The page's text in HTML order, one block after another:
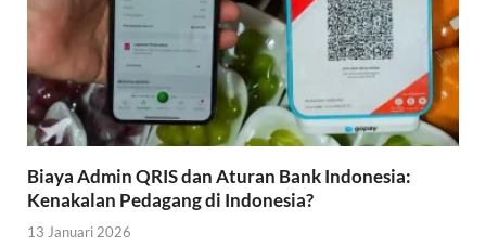
Biaya Admin QRIS dan Aturan Bank Indonesia:
Kenakalan Pedagang di Indonesia?
13 Januari 2026